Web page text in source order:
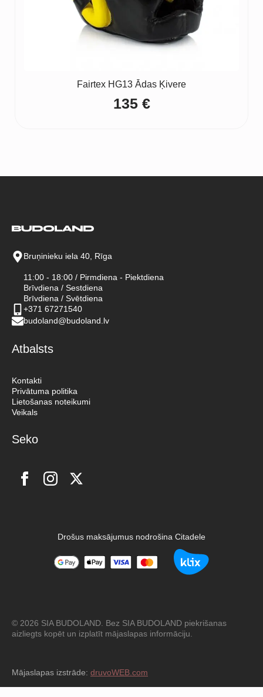
Fairtex HG13 Ādas Ķivere
135 €
Bruņinieku iela 40, Rīga
11:00 - 18:00 / Pirmdiena - Piektdiena
Brīvdiena / Sestdiena
Brīvdiena / Svētdiena
+371 67271540
budoland@budoland.lv
Atbalsts
Kontakti
Privātuma politika
Lietošanas noteikumi
Veikals
Seko
Drošus maksājumus nodrošina Citadele
© 2026 SIA BUDOLAND. Bez SIA BUDOLAND piekrišanas
aizliegts kopēt un izplatīt mājaslapas informāciju.
Mājaslapas izstrāde: druvoWEB.com